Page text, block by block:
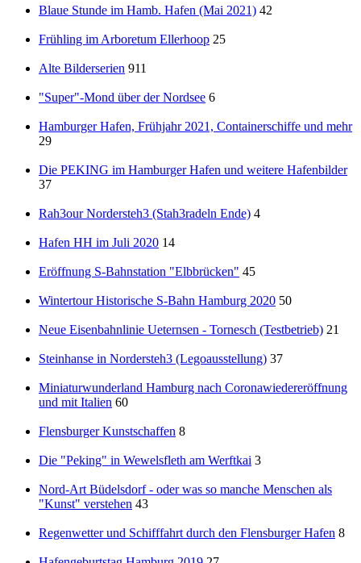
Blaue Stunde im Hamb. Hafen (Mai 2021) 42
Frühling im Arboretum Ellerhoop 25
Alte Bilderserien 911
"Super"-Mond über der Nordsee 6
Hamburger Hafen, Frühjahr 2021, Containerschiffe und mehr
29
Die PEKING im Hamburger Hafen und weitere Hafenbilder
37
Rah3our Nordersteh3 (Stah3radeln Ende) 4
Hafen HH im Juli 2020 14
Eröffnung S-Bahnstation "Elbbrücken" 45
Wintertour Historische S-Bahn Hamburg 2020 50
Neue Eisenbahnlinie Ueternsen - Tornesch (Testbetrieb) 21
Steinhanse in Nordersteh3 (Legoausstellung) 37
Miniaturwunderland Hamburg nach Coronawiedereröffnung
und mit Italien 60
Flensburger Kunstschaffen 8
Die "Peking" in Wewelsfleth am Werftkai 3
Nord-Art Büdelsdorf - oder was so manche Menschen als
"Kunst" verstehen 43
Regenwetter und Schifffahrt durch den Flensburger Hafen 8